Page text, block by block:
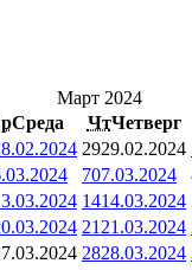
Март 2024
Среда ЧтЧетверг
2929.02.2024
707.03.2024
1414.03.2024
21 21.03.2024
2828.03.2024